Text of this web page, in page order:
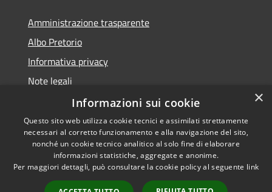
Amministrazione trasparente
Albo Pretorio
Informativa privacy
Note legali
Dichiarazione di accessibilità
RSS
Accessibilità
Copyright © 2026 • Comune di
×
Informazioni sui cookie
Questo sito web utilizza cookie tecnici e assimilati strettamente
necessari al corretto funzionamento e alla navigazione del sito,
nonché un cookie tecnico analitico al solo fine di elaborare
informazioni statistiche, aggregate e anonime.
Per maggiori dettagli, può consultare la cookie policy al seguente link